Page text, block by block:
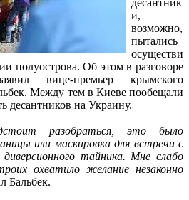
и,
возможно,
пытались
осуществи
полуострова. Об этом в разговоре
вице-премьер крымского
Между тем в Киеве пообещали
десантников на Украину.
разобраться, это было
или маскировка для встречи с
диверсионного тайника. Мне слабо
охватило желание незаконно
Бальбек.